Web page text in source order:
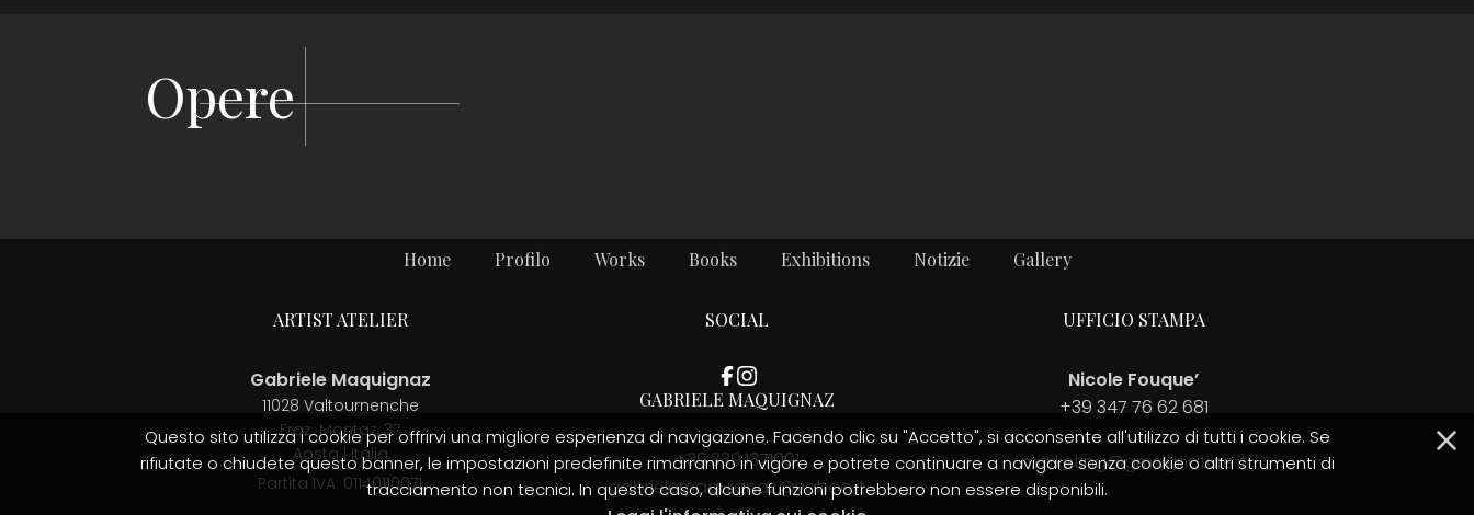
Opere
Home Profilo Works Books Exhibitions Notizie Gallery
ARTIST ATELIER
Gabriele Maquignaz
11028 Valtournenche
Fraz. Montaz, 37
Aosta | Italia
Partita IVA: 01140110071
SOCIAL
GABRIELE MAQUIGNAZ
+39.339.1371001
gabrielemaquignaz@yahoo.it
UFFICIO STAMPA
Nicole Fouque’
+39 347 76 62 681
marketing@gmsignature.it
Questo sito utilizza i cookie per offrirvi una migliore esperienza di navigazione. Facendo clic su "Accetto", si acconsente all'utilizzo di tutti i cookie. Se
rifiutate o chiudete questo banner, le impostazioni predefinite rimarranno in vigore e potrete continuare a navigare senza cookie o altri strumenti di
tracciamento non tecnici. In questo caso, alcune funzioni potrebbero non essere disponibili.